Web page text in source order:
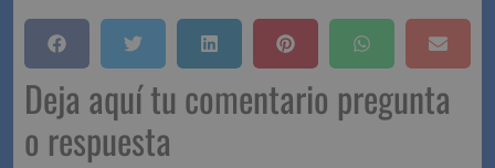
Deja aquí tu comentario pregunta
o respuesta